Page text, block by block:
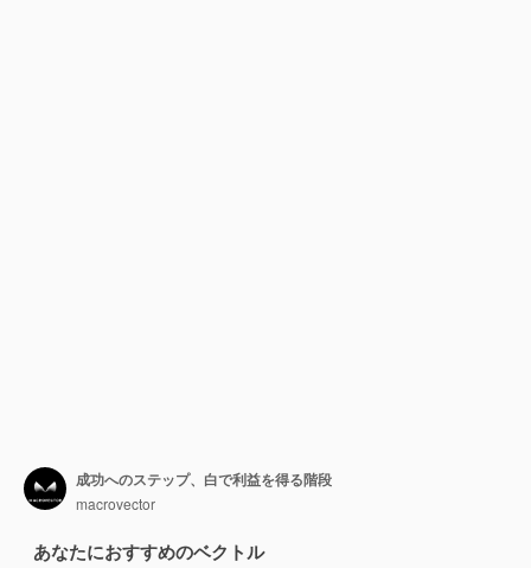
成功へのステップ、白で利益を得る階段
macrovector
あなたにおすすめのベクトル